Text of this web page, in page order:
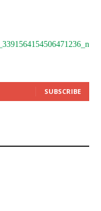
SUBSCRIBE